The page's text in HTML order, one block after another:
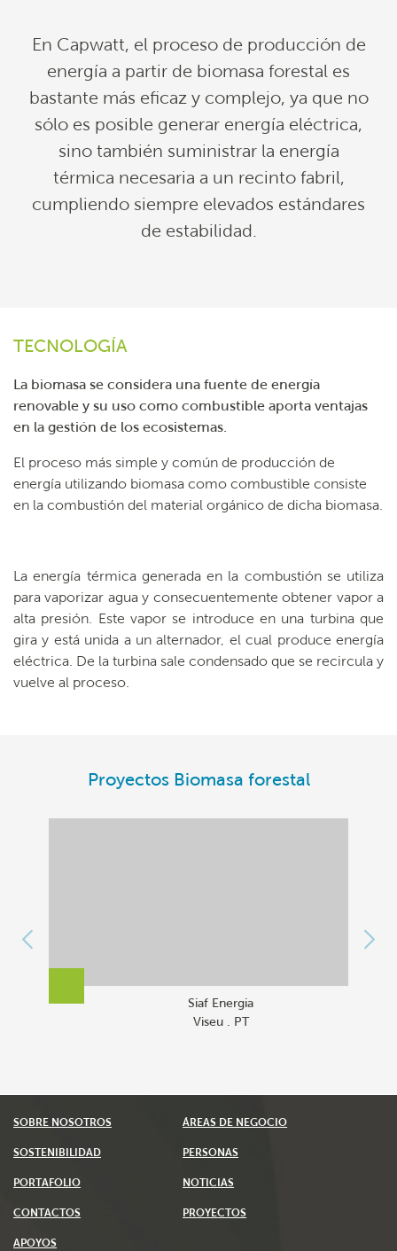
En Capwatt, el proceso de producción de
energía a partir de biomasa forestal es
bastante más eficaz y complejo, ya que no
sólo es posible generar energía eléctrica,
sino también suministrar la energía
térmica necesaria a un recinto fabril,
cumpliendo siempre elevados estándares
de estabilidad.
TECNOLOGÍA
La biomasa se considera una fuente de energía
renovable y su uso como combustible aporta ventajas
en la gestión de los ecosistemas.
El proceso más simple y común de producción de
energía utilizando biomasa como combustible consiste
en la combustión del material orgánico de dicha biomasa.
La energía térmica generada en la combustión se utiliza
para vaporizar agua y consecuentemente obtener vapor a
alta presión. Este vapor se introduce en una turbina que
gira y está unida a un alternador, el cual produce energía
eléctrica. De la turbina sale condensado que se recircula y
vuelve al proceso.
Proyectos Biomasa forestal
Siaf Energia
Viseu . PT
SOBRE NOSOTROS ÁREAS DE NEGOCIO
SOSTENIBILIDAD PERSONAS
PORTAFOLIO NOTICIAS
CONTACTOS PROYECTOS
APOYOS